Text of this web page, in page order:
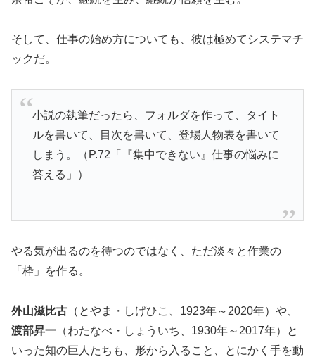
そして、仕事の始め方についても、彼は極めてシステマチ
ックだ。
小説の執筆だったら、フォルダを作って、タイト
ルを書いて、目次を書いて、登場人物表を書いて
しまう。（P.72「『集中できない』仕事の悩みに
答える」）
やる気が出るのを待つのではなく、ただ淡々と作業の
「枠」を作る。
外山滋比古 （とやま・しげひこ、1923年～2020年）や、
渡部昇一 （わたなべ・しょういち、1930年～2017年）と
いった知の巨人たちも、形から入ること、とにかく手を動